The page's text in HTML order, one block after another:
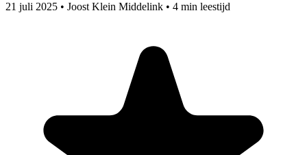
21 juli 2025 • Joost Klein Middelink • 4 min leestijd